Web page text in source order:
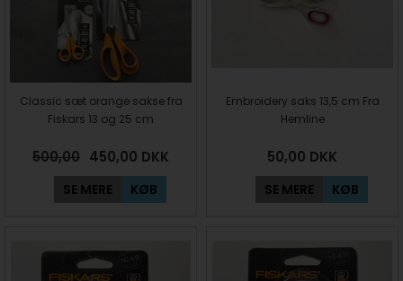
Classic sæt orange sakse fra
Fiskars 13 og 25 cm
500,00 450,00 DKK
SE MERE KØB
Embroidery saks 13,5 cm Fra
Hemline
50,00 DKK
SE MERE KØB